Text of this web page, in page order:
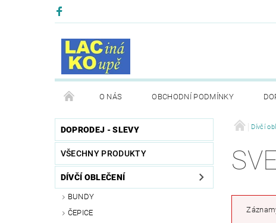
O NÁS OBCHODNÍ PODMÍNKY
DOPRODEJ - SLEVY
VŠECHNY PRODUKTY
DÍVČÍ OBLEČENÍ
BUNDY
ČEPICE
Dívčí